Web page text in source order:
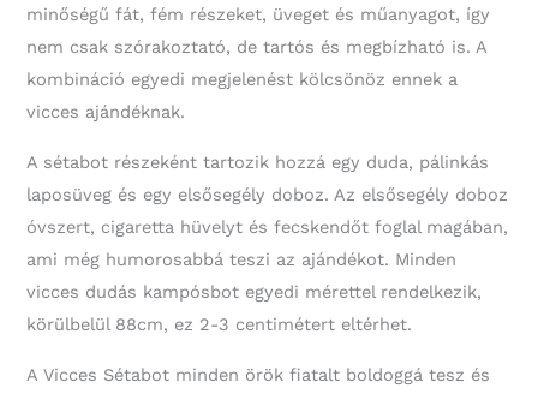
minőségű fát, fém részeket, üveget és műanyagot, így
nem csak szórakoztató, de tartós és megbízható is. A
kombináció egyedi megjelenést kölcsönöz ennek a
vicces ajándéknak.
A sétabot részeként tartozik hozzá egy duda, pálinkás
laposüveg és egy elsősegély doboz. Az elsősegély doboz
óvszert, cigaretta hüvelyt és fecskendőt foglal magában,
ami még humorosabbá teszi az ajándékot. Minden
vicces dudás kampósbot egyedi mérettel rendelkezik,
körülbelül 88cm, ez 2-3 centimétert eltérhet.
A Vicces Sétabot minden örök fiatalt boldoggá tesz és